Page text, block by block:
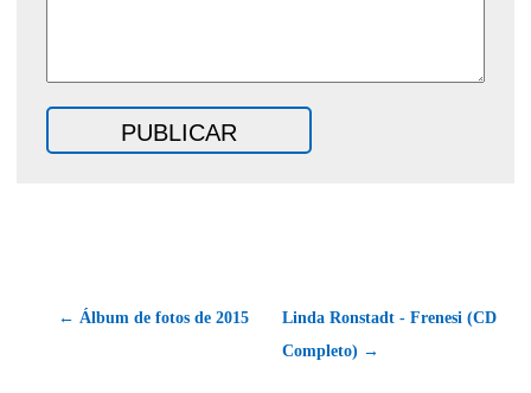
← Álbum de fotos de 2015
Linda Ronstadt - Frenesi (CD
Completo) →